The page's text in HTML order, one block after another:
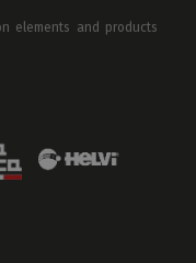
elements and products